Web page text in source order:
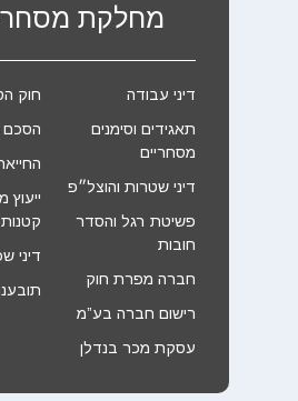
מחלקת
דיני עבודה
תאגידים וסימנים
מסחריים
דיני שטרות והוצל״פ
פשיטת רגל והסדר
חובות
חברה מפרת חוק
רישום חברה בע”מ
עסקת מכר בנדלן
חוק
הסכם
קטנות
דיני